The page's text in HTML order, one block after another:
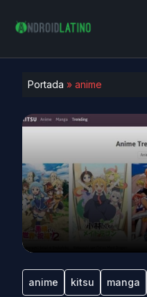
Portada » anime
anime kitsu manga